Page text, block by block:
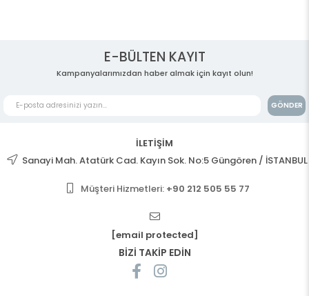
E-BÜLTEN KAYIT
Kampanyalarımızdan haber almak için kayıt olun!
GÖNDER
İLETİŞİM
Sanayi Mah. Atatürk Cad. Kayın Sok. No:5 Güngören / İSTANBUL
Müşteri Hizmetleri: +90 212 505 55 77
[email protected]
BİZİ TAKİP EDİN